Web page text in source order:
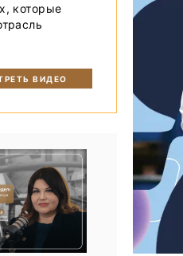
Рудник 2025
MiningWorld Russia
Уголь России и
Рудник 2024 |
В помощь шахтёру
Уголь России и
Mining World Russia
которые
ВИДЕО